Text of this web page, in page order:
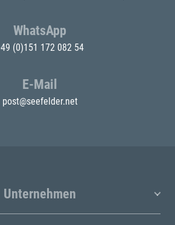
WhatsApp
(0)151 172 082 54
E-Mail
post@seefelder.net
Unternehmen